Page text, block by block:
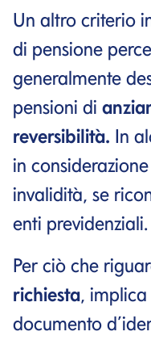
Un altro criterio
di pensione
generalmente
pensioni di
reversibilità. In
in
invalidità, se
enti previdenziali.
Per ciò che
richiesta, implica
documento